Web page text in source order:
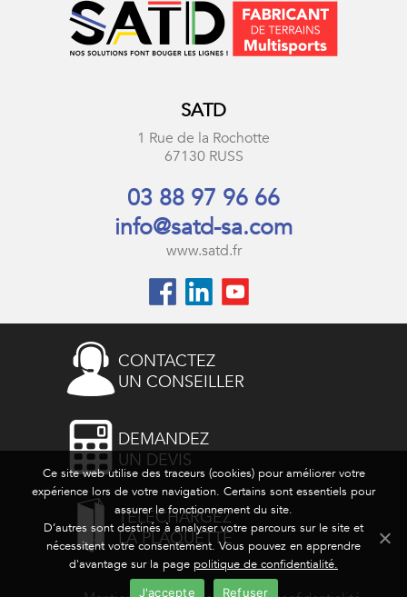
SATD
1 Rue de la Rochotte
67130 RUSS
03 88 97 96 66
info@satd-sa.com
www.satd.fr
CONTACTEZ
UN CONSEILLER
DEMANDEZ
UN DEVIS
TÉLÉCHARGEZ
LA PLAQUETTE
Ce site web utilise des traceurs (cookies) pour améliorer votre
expérience lors de votre navigation. Certains sont essentiels pour
assurer le fonctionnement du site.
D’autres sont destinés à analyser votre parcours sur le site et
nécessitent votre consentement. Vous pouvez en apprendre
d'avantage sur la page politique de confidentialité.
J'accepte Refuser